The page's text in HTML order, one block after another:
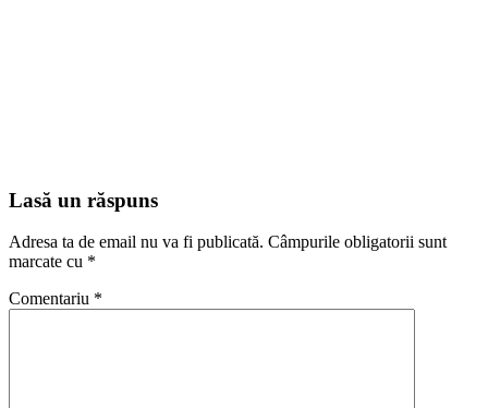
Lasă un răspuns
Adresa ta de email nu va fi publicată. Câmpurile obligatorii sunt
marcate cu *
Comentariu *